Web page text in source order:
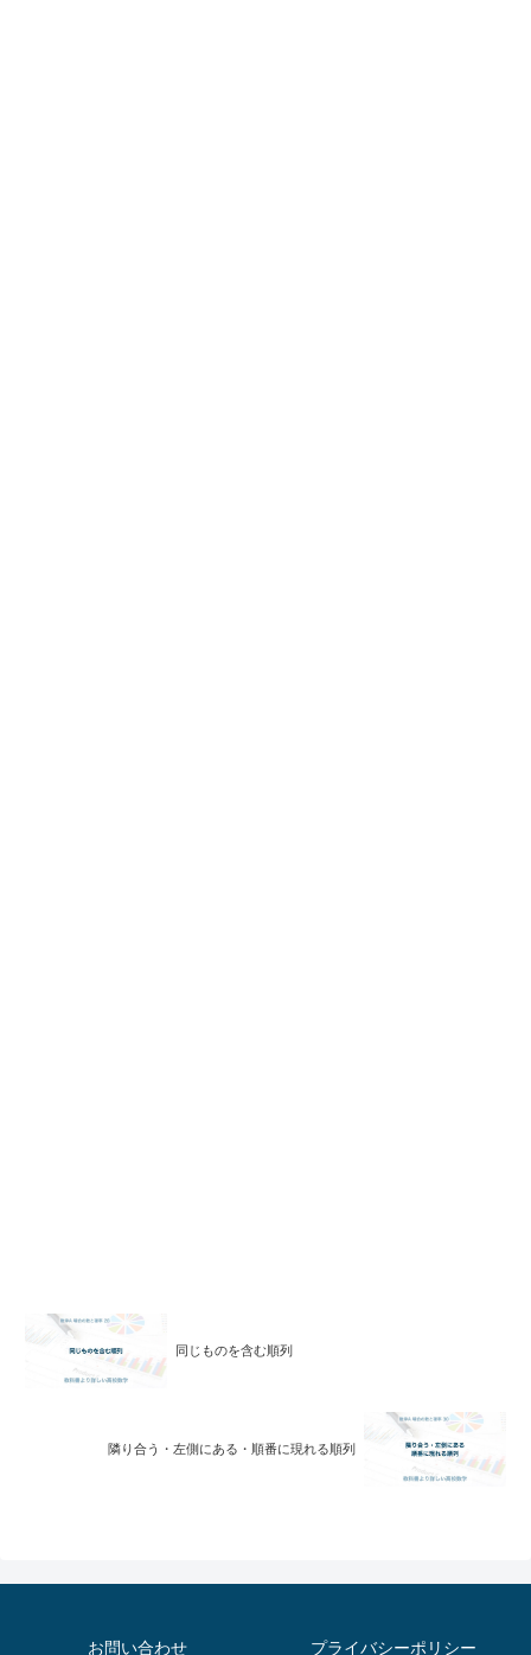
同じものを含む順列
隣り合う・左側にある・順番に現れる順列
お問い合わせ プライバシーポリシー